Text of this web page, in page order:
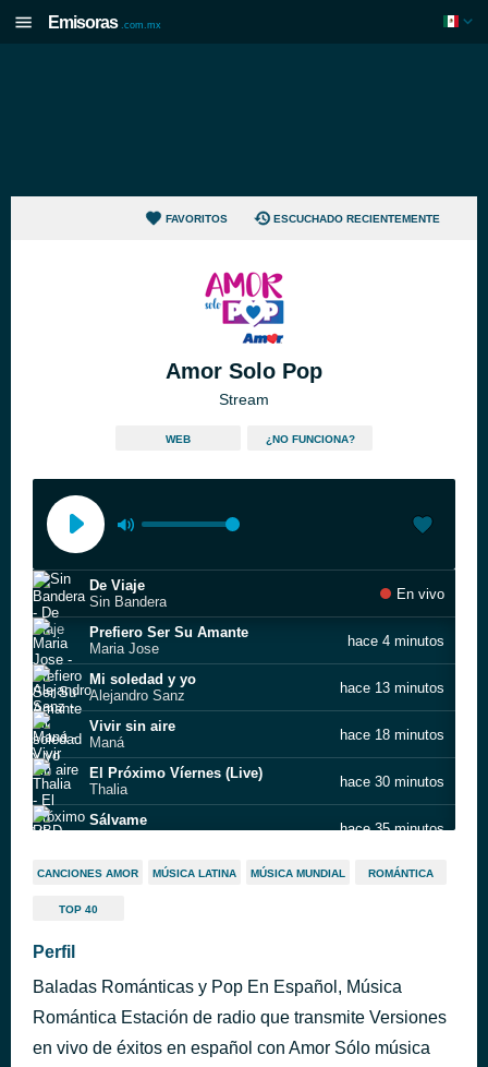
Emisoras .com.mx
FAVORITOS ESCUCHADO RECIENTEMENTE
Amor Solo Pop
Stream
WEB ¿NO FUNCIONA?
De Viaje
Sin Bandera
En vivo
Prefiero Ser Su Amante
Maria Jose
hace 4 minutos
Mi soledad y yo
Alejandro Sanz
hace 13 minutos
Vivir sin aire
Maná
hace 18 minutos
El Próximo Víernes (Live)
Thalia
hace 30 minutos
Sálvame
hace 35 minutos
Este Frío
hace 38 minutos
Bruja hada
Sasha, Benny y Erik
Louis
Franco De Vita
hace 1 hora
CANCIONES AMOR MÚSICA LATINA MÚSICA MUNDIAL ROMÁNTICA
TOP 40
Perfil
Baladas Románticas y Pop En Español, Música
Romántica Estación de radio que transmite Versiones
en vivo de éxitos en español con Amor Sólo música